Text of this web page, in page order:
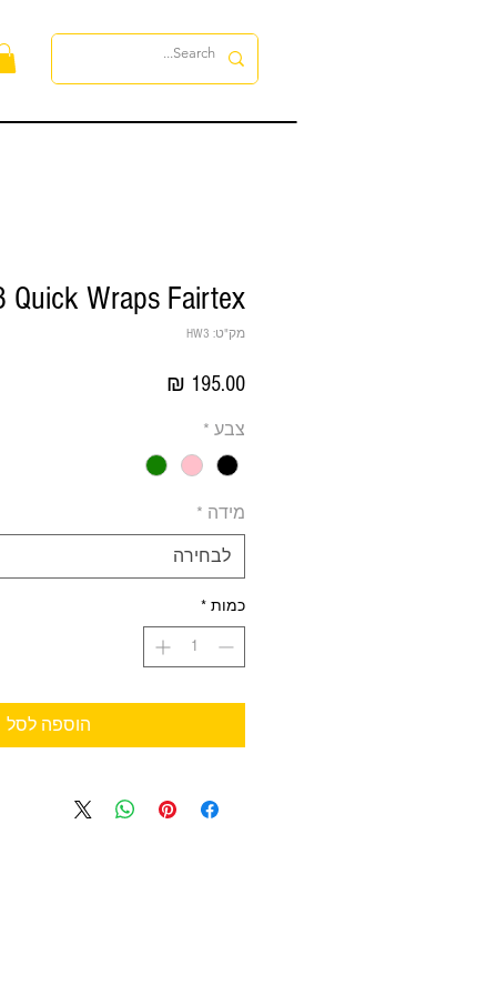
Quick Wraps Fairtex
מק"ט: HW3
צבע *
מידה *
לבחירה
כמות *
הוספה לסל